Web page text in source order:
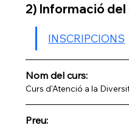
2) Informació del
INSCRIPCIONS
Nom del curs:
Curs d'Atenció a la
Preu: